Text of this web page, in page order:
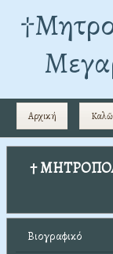
Αρχική
†
Βιογραφικό